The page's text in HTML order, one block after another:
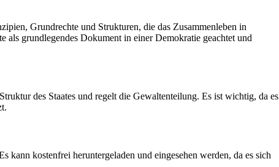
Grundrechte und Strukturen, die das Zusammenleben in
grundlegendes Dokument in einer Demokratie geachtet und
des Staates und regelt die Gewaltenteilung. Es ist wichtig, da es
kann kostenfrei heruntergeladen und eingesehen werden, da es sich